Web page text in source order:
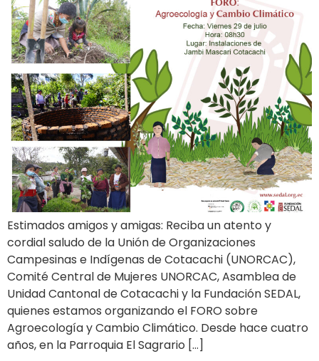
Estimados amigos y amigas: Reciba un atento y
cordial saludo de la Unión de Organizaciones
Campesinas e Indígenas de Cotacachi (UNORCAC),
Comité Central de Mujeres UNORCAC, Asamblea de
Unidad Cantonal de Cotacachi y la Fundación SEDAL,
quienes estamos organizando el FORO sobre
Agroecología y Cambio Climático. Desde hace cuatro
años, en la Parroquia El Sagrario […]